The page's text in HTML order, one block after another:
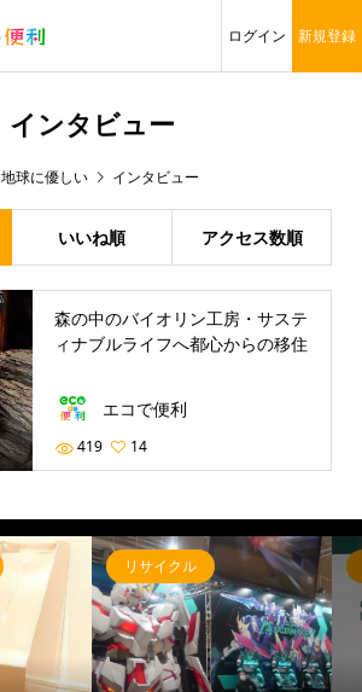
ログイン 新規登録
インタビュー
地球に優しい インタビュー
いいね順 アクセス数順
森の中のバイオリン工房・サステ
ィナブルライフへ都心からの移住
エコで便利
419 14
リサイクル